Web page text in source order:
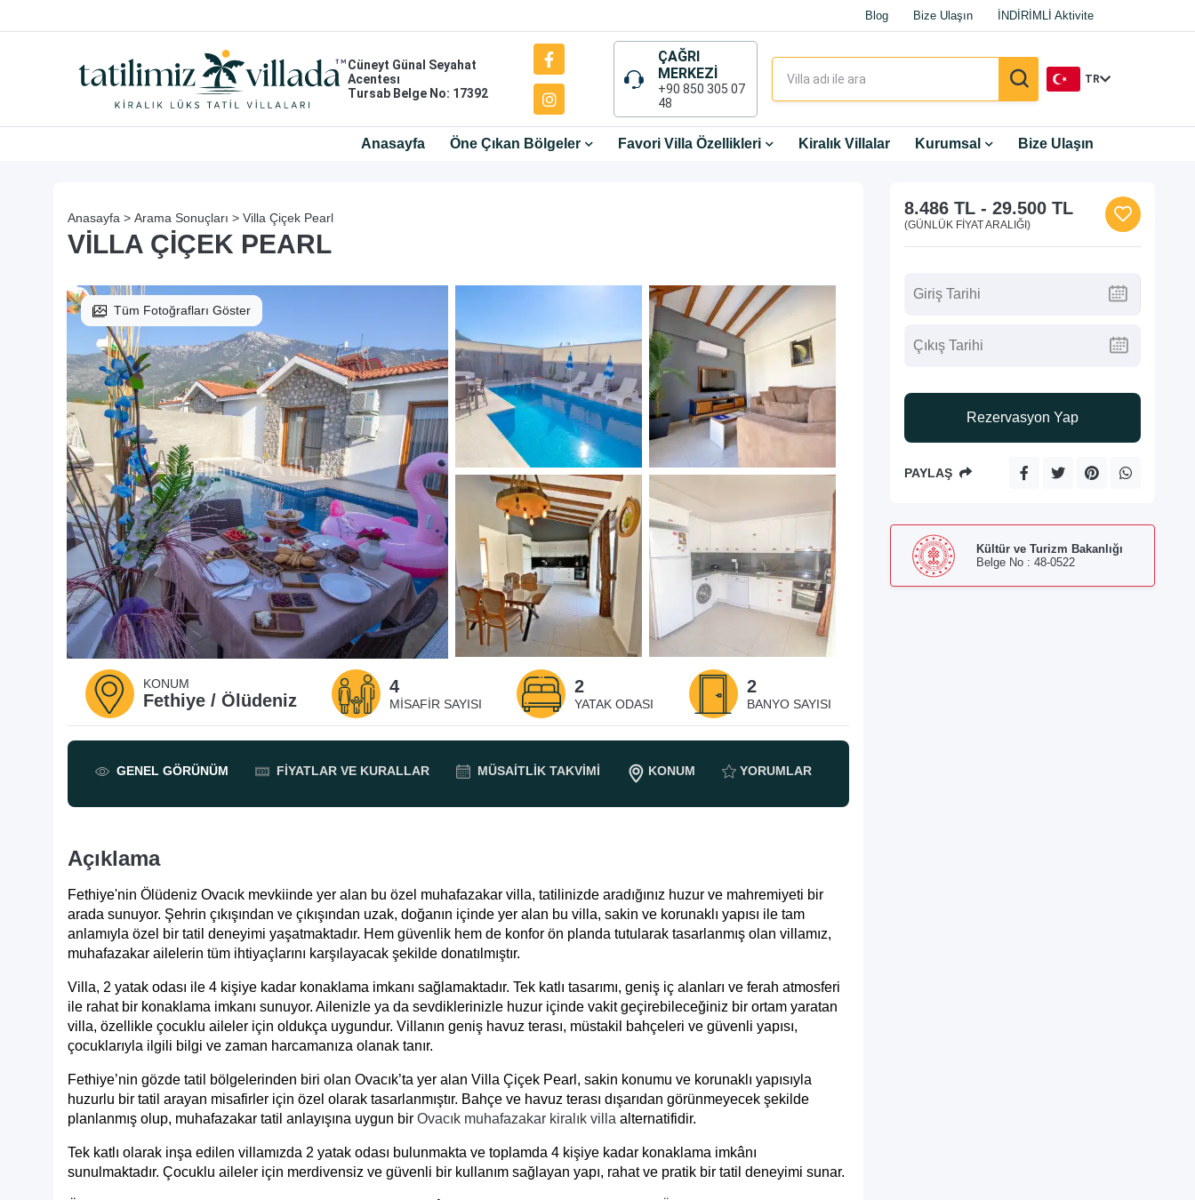
Blog Bize Ulaşın İNDİRİMLİ Aktivite
Cüneyt Günal Seyahat
Acentesı
Tursab Belge No: 17392
ÇAĞRI
MERKEZİ
+90 850 305 07
48
TR
Anasayfa Öne Çıkan Bölgeler Favori Villa Özellikleri Kiralık Villalar Kurumsal Bize Ulaşın
Anasayfa > Arama Sonuçları > Villa Çiçek Pearl
VILLA ÇIÇEK PEARL
Tüm Fotoğrafları Göster
KONUM
Fethiye / Ölüdeniz
4
MISAFIR SAYISI
2
YATAK ODASI
2
BANYO SAYISI
GENEL GÖRÜNÜM FIYATLAR VE KURALLAR MÜSAITLIK TAKVIMI KONUM YORUMLAR
Açıklama
Fethiye'nin Ölüdeniz Ovacık mevkiinde yer alan bu özel muhafazakar villa, tatilinizde aradığınız huzur ve mahremiyeti bir
arada sunuyor. Şehrin çıkışından ve çıkışından uzak, doğanın içinde yer alan bu villa, sakin ve korunaklı yapısı ile tam
anlamıyla özel bir tatil deneyimi yaşatmaktadır. Hem güvenlik hem de konfor ön planda tutularak tasarlanmış olan villamız,
muhafazakar ailelerin tüm ihtiyaçlarını karşılayacak şekilde donatılmıştır.
Villa, 2 yatak odası ile 4 kişiye kadar konaklama imkanı sağlamaktadır. Tek katlı tasarımı, geniş iç alanları ve ferah atmosferi
ile rahat bir konaklama imkanı sunuyor. Ailenizle ya da sevdiklerinizle huzur içinde vakit geçirebileceğiniz bir ortam yaratan
villa, özellikle çocuklu aileler için oldukça uygundur. Villanın geniş havuz terası, müstakil bahçeleri ve güvenli yapısı,
çocuklarıyla ilgili bilgi ve zaman harcamanıza olanak tanır.
Fethiye’nin gözde tatil bölgelerinden biri olan Ovacık’ta yer alan Villa Çiçek Pearl, sakin konumu ve korunaklı yapısıyla
huzurlu bir tatil arayan misafirler için özel olarak tasarlanmıştır. Bahçe ve havuz terası dışarıdan görünmeyecek şekilde
planlanmış olup, muhafazakar tatil anlayışına uygun bir Ovacık muhafazakar kiralık villa alternatifidir.
Tek katlı olarak inşa edilen villamızda 2 yatak odası bulunmakta ve toplamda 4 kişiye kadar konaklama imkânı
sunulmaktadır. Çocuklu aileler için merdivensiz ve güvenli bir kullanım sağlayan yapı, rahat ve pratik bir tatil deneyimi sunar.
8.486 TL- 29.500 TL
(GÜNLÜK FIYAT ARALIĞI)
Rezervasyon Yap
PAYLAŞ
Kültür ve Turizm Bakanlığı
Belge No : 48-0522